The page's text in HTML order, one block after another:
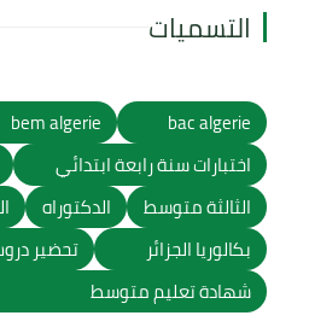
التسميات
bac algerie
bem algerie
اختبارات سنة رابعة ابتدائي
الثالثة متوسط
الدكتوراه
بكالوريا الجزائر
تحضير
شهادة تعليم متوسط